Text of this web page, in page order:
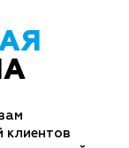
клиентов